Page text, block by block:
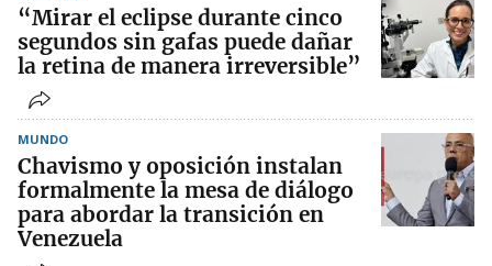
“Mirar el eclipse durante cinco
segundos sin gafas puede dañar
la retina de manera irreversible”
MUNDO
Chavismo y oposición instalan
formalmente la mesa de diálogo
para abordar la transición en
Venezuela